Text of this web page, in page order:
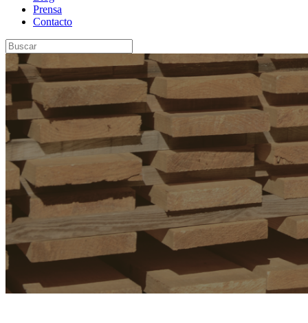
Prensa
Contacto